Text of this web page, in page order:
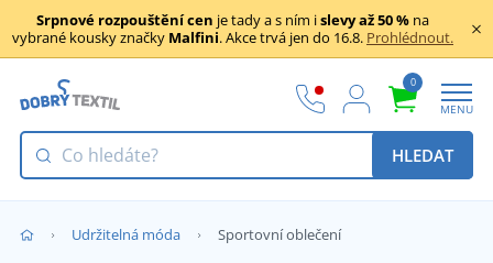
Srpnové rozpouštění cen je tady a s ním islevy až 50 % na
vybrané kousky značky Malfini. Akce trvá jen do 16.8. Prohlédnout.
0
MENU
HLEDAT
Udržitelná móda Sportovní oblečení